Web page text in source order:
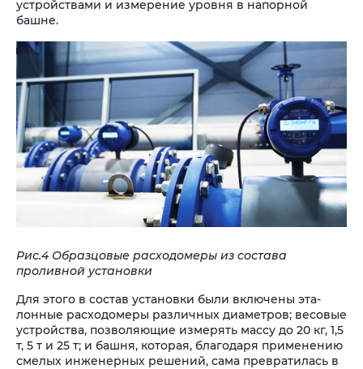
устройствами и измерение уровня в напорной
башне.
Рис.4 Образцовые расходомеры из состава
проливной установки
Для этого в состав установки были включены эта-
лонные расходомеры различных диаметров; весовые
устройства, позволяющие измерять массу до 20 кг, 1,5
т, 5 т и 25 т; и башня, которая, благодаря применению
смелых инженерных решений, сама превратилась в